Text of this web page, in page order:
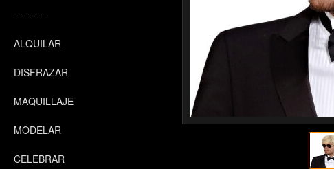
----------
ALQUILAR
DISFRAZAR
MAQUILLAJE
MODELAR
CELEBRAR